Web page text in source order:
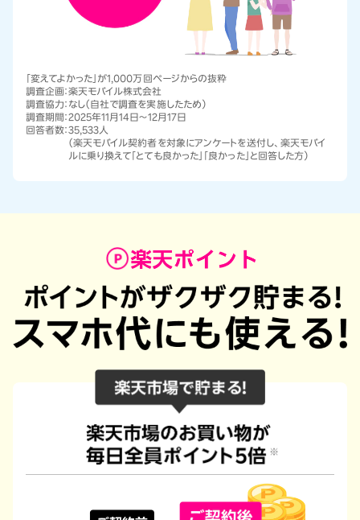
「変えてよかった」が1,000万回ページからの抜粋
調査企画：楽天モバイル株式会社
調査協力： なし（自社で調査を実施したため）
調査期間：2025年11月14日～12月17日
回答者数：35,533人
（楽天モバイル契約者を対象にアンケートを送付し、楽天モバイ
ルに乗り換えて「とても良かった」「良かった」と回答した方）